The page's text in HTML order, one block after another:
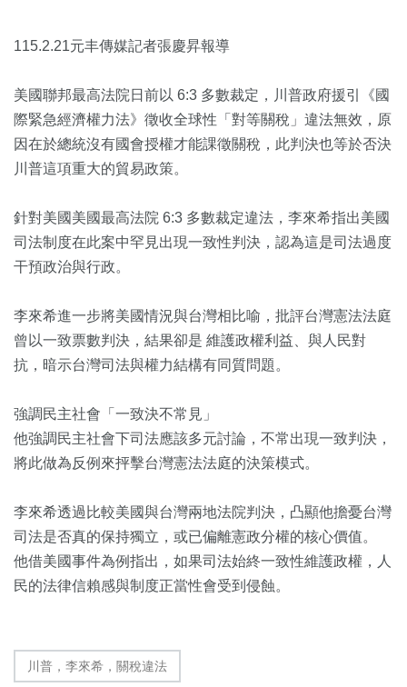
115.2.21元丰傳媒記者張慶昇報導
美國聯邦最高法院日前以 6:3 多數裁定，川普政府援引《國
際緊急經濟權力法》徵收全球性「對等關稅」違法無效，原
因在於總統沒有國會授權才能課徵關稅，此判決也等於否決
川普這項重大的貿易政策。
針對美國美國最高法院 6:3 多數裁定違法，李來希指出美國
司法制度在此案中罕見出現一致性判決，認為這是司法過度
干預政治與行政。
李來希進一步將美國情況與台灣相比喻，批評台灣憲法法庭
曾以一致票數判決，結果卻是 維護政權利益、與人民對
抗，暗示台灣司法與權力結構有同質問題。
強調民主社會「一致決不常見」
他強調民主社會下司法應該多元討論，不常出現一致判決，
將此做為反例來抨擊台灣憲法法庭的決策模式。
李來希透過比較美國與台灣兩地法院判決，凸顯他擔憂台灣
司法是否真的保持獨立，或已偏離憲政分權的核心價值。
他借美國事件為例指出，如果司法始終一致性維護政權，人
民的法律信賴感與制度正當性會受到侵蝕。
川普，李來希，關稅違法